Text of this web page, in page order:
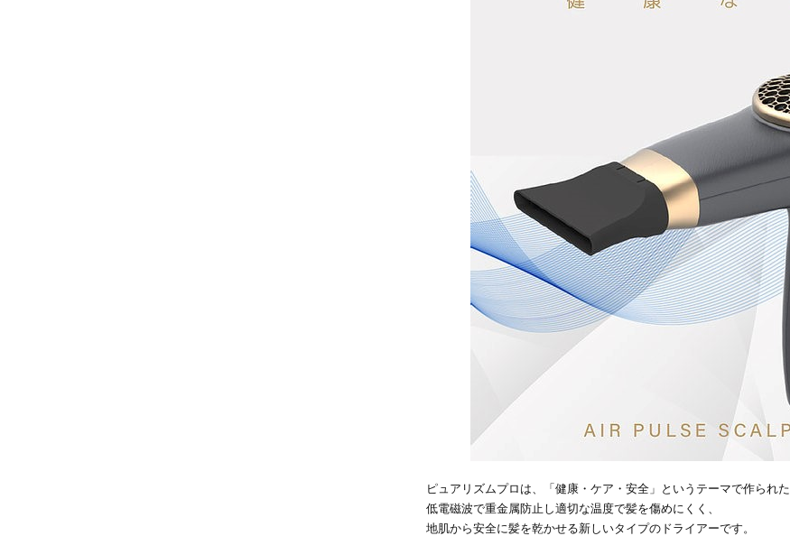
ピュアリズムプロは、「健康・ケア・安全」というテーマで作られた
低電磁波で重金属防止し適切な温度で髪を傷めにくく、
地肌から安全に髪を乾かせる新しいタイプのドライアーです。